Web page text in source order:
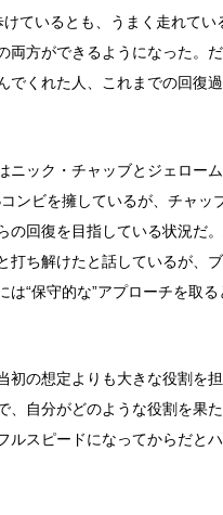
けているとも、うまく走れてい
両方ができるようになった。
でくれた人、これまでの回復
ニック・チャッブとジェロー
ンビを擁しているが、チャッ
の回復を目指している状況だ
打ち解けたと話しているが、
は“保守的な”アプローチを取る
初の想定よりも大きな役割を
、自分がどのような役割を果
ルスピードになってからだと